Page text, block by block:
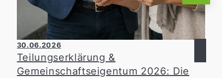
30.06.2026
Teilungserklärung &
Gemeinschaftseigentum 2026: Die